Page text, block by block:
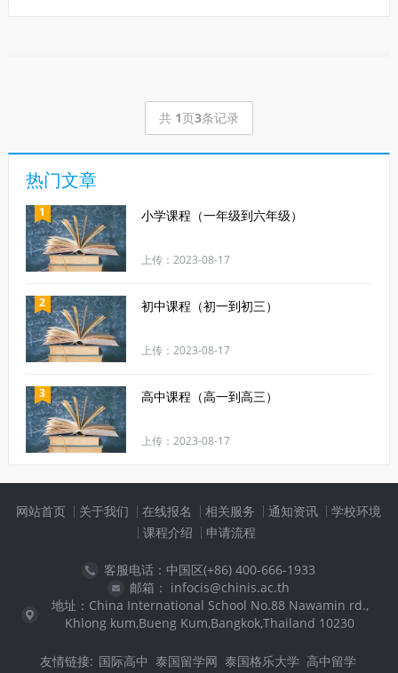
共 1页3条记录
热门文章
1 小学课程（一年级到六年级）
上传：2023-08-17
2 初中课程（初一到初三）
上传：2023-08-17
3 高中课程（高一到高三）
上传：2023-08-17
网站首页 关于我们 在线报名 相关服务 通知资讯
学校环境
课程介绍
申请流程
客服电话：中国区(+86) 400-666-1933
邮箱： infocis@chinis.ac.th
地址：China International School No.88 Nawamin rd.,
Khlong kum,Bueng Kum,Bangkok,Thailand 10230
友情链接: 国际高中 泰国留学网 泰国格乐大学 高中留学